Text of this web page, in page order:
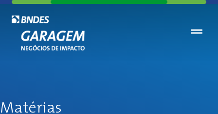
Matérias